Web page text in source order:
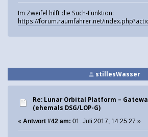
Im Zweifel hilft die Such-Funktion:
https://forum.raumfahrer.net/
stillesWasser
Re: Lunar Orbital Platform –
(ehemals DSG/LOP-G)
« Antwort #42 am: 01. Juli 2017, 14:25:27 »